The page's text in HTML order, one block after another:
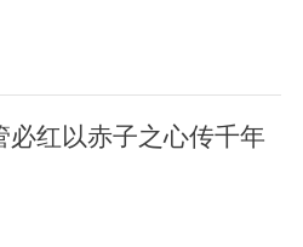
必红以赤子之心传千年